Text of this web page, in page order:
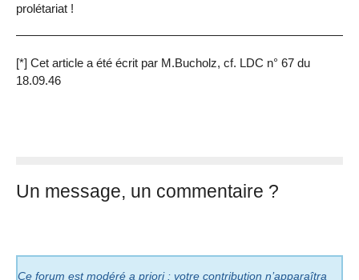
prolétariat !
[*] Cet article a été écrit par M.Bucholz, cf. LDC n° 67 du
18.09.46
Un message, un commentaire ?
Ce forum est modéré a priori : votre contribution n’apparaîtra